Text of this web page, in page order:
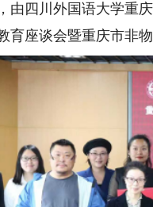
四川外国语大学重庆
育座谈会暨重庆市非